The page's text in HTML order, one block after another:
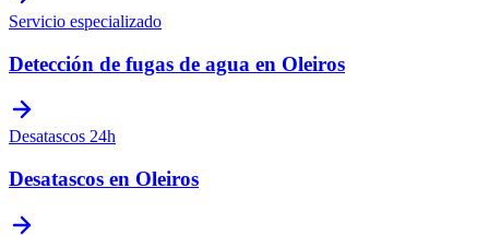
Servicio especializado
Detección de fugas de agua en Oleiros
Desatascos 24h
Desatascos en Oleiros